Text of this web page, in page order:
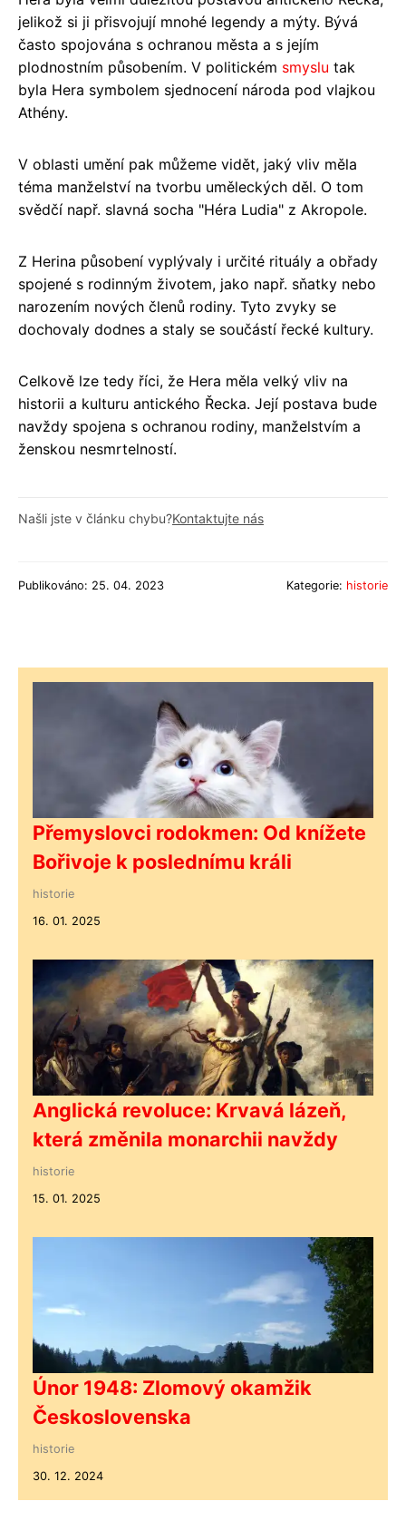
jelikož si ji přisvojují mnohé legendy a mýty. Bývá
často spojována s ochranou města a s jejím
plodnostním působením. V politickém smyslu tak
byla Hera symbolem sjednocení národa pod vlajkou
Athény.
V oblasti umění pak můžeme vidět, jaký vliv měla
téma manželství na tvorbu uměleckých děl. O tom
svědčí např. slavná socha "Héra Ludia" z Akropole.
Z Herina působení vyplývaly i určité rituály a obřady
spojené s rodinným životem, jako např. sňatky nebo
narozením nových členů rodiny. Tyto zvyky se
dochovaly dodnes a staly se součástí řecké kultury.
Celkově lze tedy říci, že Hera měla velký vliv na
historii a kulturu antického Řecka. Její postava bude
navždy spojena s ochranou rodiny, manželstvím a
ženskou nesmrtelností.
Našli jste v článku chybu?Kontaktujte nás
Publikováno: 25. 04. 2023 Kategorie: historie
Přemyslovci rodokmen: Od knížete
Bořivoje k poslednímu králi
historie
16. 01. 2025
Anglická revoluce: Krvavá lázeň,
která změnila monarchii navždy
historie
15. 01. 2025
Únor 1948: Zlomový okamžik
Československa
historie
30. 12. 2024